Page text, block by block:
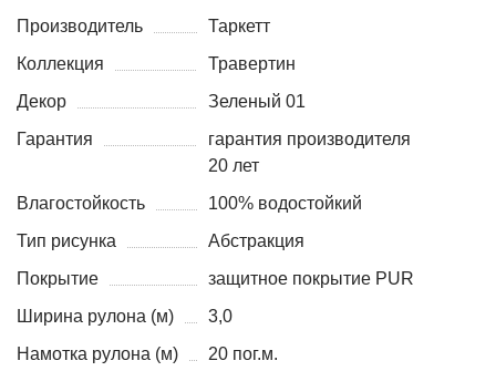
Производитель
Таркетт
Коллекция
Травертин
Декор
Зеленый 01
Гарантия
гарантия производителя
20 лет
Влагостойкость
100% водостойкий
Тип рисунка
Абстракция
Покрытие
защитное покрытие PUR
Ширина рулона (м)
3,0
Намотка рулона (м)
20 пог.м.